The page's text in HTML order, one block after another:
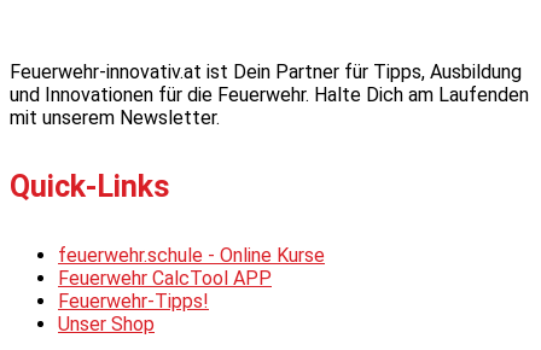
Feuerwehr-innovativ.at ist Dein Partner für Tipps, Ausbildung
und Innovationen für die Feuerwehr. Halte Dich am Laufenden
mit unserem Newsletter.
Quick-Links
feuerwehr.schule - Online Kurse
Feuerwehr CalcTool APP
Feuerwehr-Tipps!
Unser Shop